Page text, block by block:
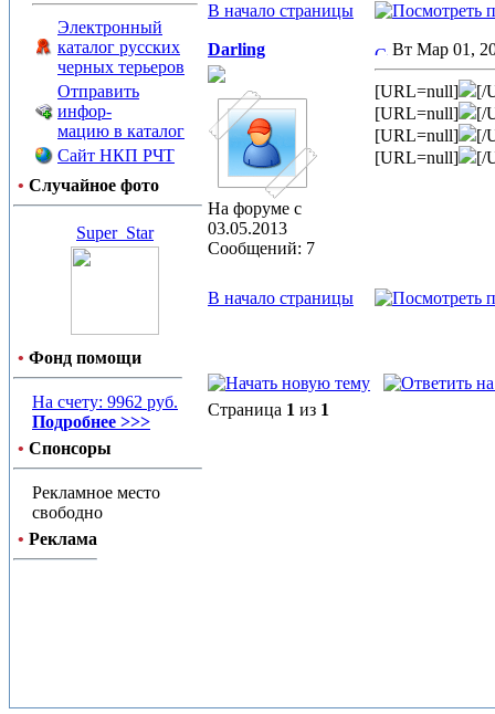
Электронный
каталог русских
черных терьеров
Отправить
инфор-
мацию в каталог
Сайт НКП РЧТ
• Случайное фото
Super_Star
• Фонд помощи
На счету: 9962 руб.
Подробнее >>>
• Спонсоры
Рекламное место
свободно
• Реклама
В начало страницы
Darling
На форуме с
03.05.2013
Сообщений: 7
Вт Мар 01,
[URL=null]
[/
[URL=null]
[/
[URL=null]
[/
[URL=null]
[/
В начало страницы
Страница 1 из 1